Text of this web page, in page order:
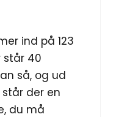
ind på 123
står 40
så, og ud
der en
du må